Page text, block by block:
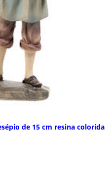
de 15 cm resina colorida